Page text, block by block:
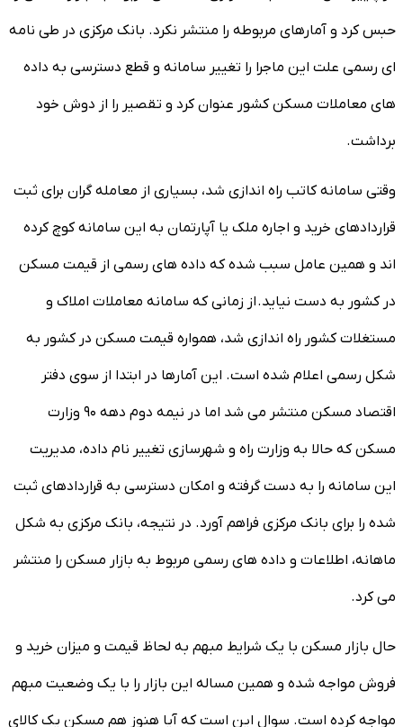
حبس کرد و آمارهای مربوطه را منتشر نکرد. بانک مرکزی در طی نامه
ای رسمی علت این ماجرا را تغییر سامانه و قطع دسترسی به داده
های معاملات مسکن کشور عنوان کرد و تقصیر را از دوش خود
برداشت.
وقتی سامانه کاتب راه اندازی شد، بسیاری از معامله گران برای ثبت
قراردادهای خرید و اجاره ملک یا آپارتمان به این سامانه کوچ کرده
اند و همین عامل سبب شده که داده های رسمی از قیمت مسکن
در کشور به دست نیاید. از زمانی که سامانه معاملات املاک و
مستغلات کشور راه اندازی شد، همواره قیمت مسکن در کشور به
شکل رسمی اعلام شده است. این آمارها در ابتدا از سوی دفتر
اقتصاد مسکن منتشر می شد اما در نیمه دوم دهه ۹۰ وزارت
مسکن که حالا به وزارت راه و شهرسازی تغییر نام داده، مدیریت
این سامانه را به دست گرفته و امکان دسترسی به قراردادهای ثبت
شده را برای بانک مرکزی فراهم آورد. در نتیجه، بانک مرکزی به شکل
ماهانه، اطلاعات و داده های رسمی مربوط به بازار مسکن را منتشر
می کرد.
حال بازار مسکن با یک شرایط مبهم به لحاظ قیمت و میزان خرید و
فروش مواجه شده و همین مساله این بازار را با یک وضعیت مبهم
مواجه کرده است. سوال این است که آیا هنوز هم مسکن یک کالای